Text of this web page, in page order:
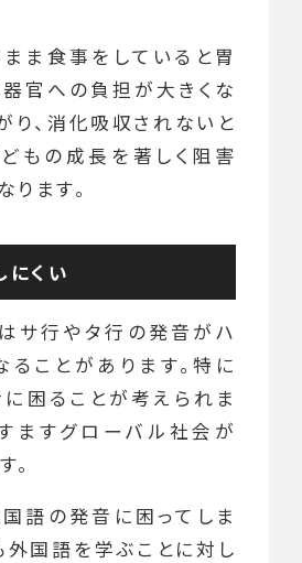
ま食事をしていると胃
官への負担が大きくな
り、消化吸収されないと
もの成長を著しく阻害
ります。
にくい
サ行やタ行の発音がハ
ることがあります。特に
困ることが考えられま
ますグローバル社会が
。
語の発音に困ってしま
外国語を学ぶことに対し